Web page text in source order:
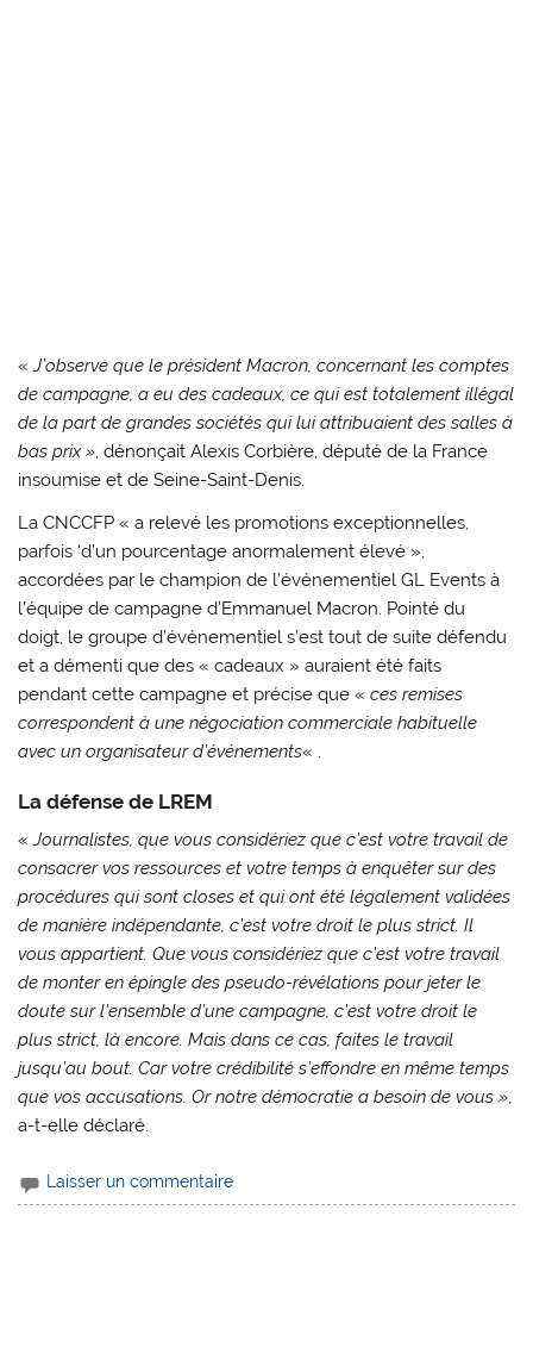
«J’observe que le président Macron, concernant les comptes
de campagne, a eu des cadeaux, ce qui est totalement illégal
de la part de grandes sociétés qui lui attribuaient des salles à
bas prix », dénonçait Alexis Corbière, député de la France
insoumise et de Seine-Saint-Denis.
La CNCCFP « a relevé les promotions exceptionnelles,
parfois ‘d’un pourcentage anormalement élevé »,
accordées par le champion de l’événementiel GL Events à
l’équipe de campagne d’Emmanuel Macron. Pointé du
doigt, le groupe d’événementiel s’est tout de suite défendu
et a démenti que des « cadeaux » auraient été faits
pendant cette campagne et précise que «ces remises
correspondent à une négociation commerciale habituelle
avec un organisateur d’événements« .
La défense de LREM
«Journalistes, que vous considériez que c’est votre travail de
consacrer vos ressources et votre temps à enquêter sur des
procédures qui sont closes et qui ont été légalement validées
de manière indépendante, c’est votre droit le plus strict. Il
vous appartient. Que vous considériez que c’est votre travail
de monter en épingle des pseudo-révélations pour jeter le
doute sur l’ensemble d’une campagne, c’est votre droit le
plus strict, là encore. Mais dans ce cas, faites le travail
jusqu’au bout. Car votre crédibilité s’effondre en même temps
que vos accusations. Or notre démocratie a besoin de vous »,
a-t-elle déclaré.
Laisser un commentaire